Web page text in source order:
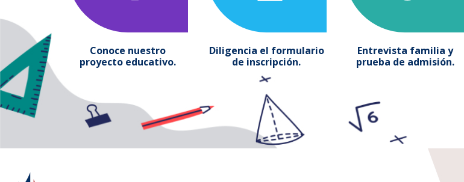
Conoce nuestro
proyecto educativo.
Diligencia el formulario
de inscripción.
Entrevista familia y
prueba de admisión.